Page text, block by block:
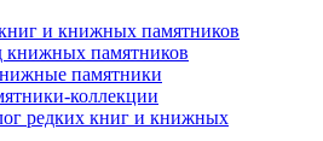
и книжных памятников
книжных памятников
памятники
коллекции
редких книг и книжных